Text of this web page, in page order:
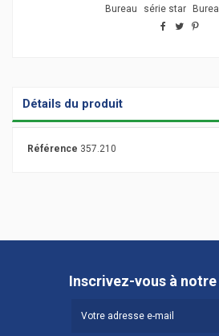
Bureau série star
Détails du produit
Référence 357.210
Inscrivez-vous à